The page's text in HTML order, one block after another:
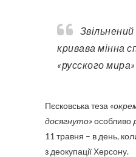
Звільнений Херсон –
кривава мінна
«русского мира»
Пєсковська теза
досягнуто»особливо
11 травня – в день,
з деокупації Херсону.